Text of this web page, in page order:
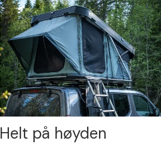
Helt på høyden